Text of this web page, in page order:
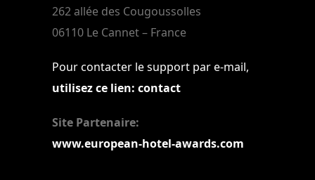
262 allée des Cougoussolles
06110 Le Cannet – France
Pour contacter le support par e-mail,
utilisez ce lien: contact
Site Partenaire:
www.european-hotel-awards.com